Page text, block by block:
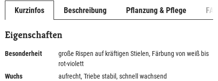
Kurzinfos Beschreibung Pflanzung & Pflege
Eigenschaften
Besonderheit
große Rispen auf kräftigen Stielen, Färbung von weiß bis
rot-violett
Wuchs
aufrecht, Triebe stabil, schnell wachsend